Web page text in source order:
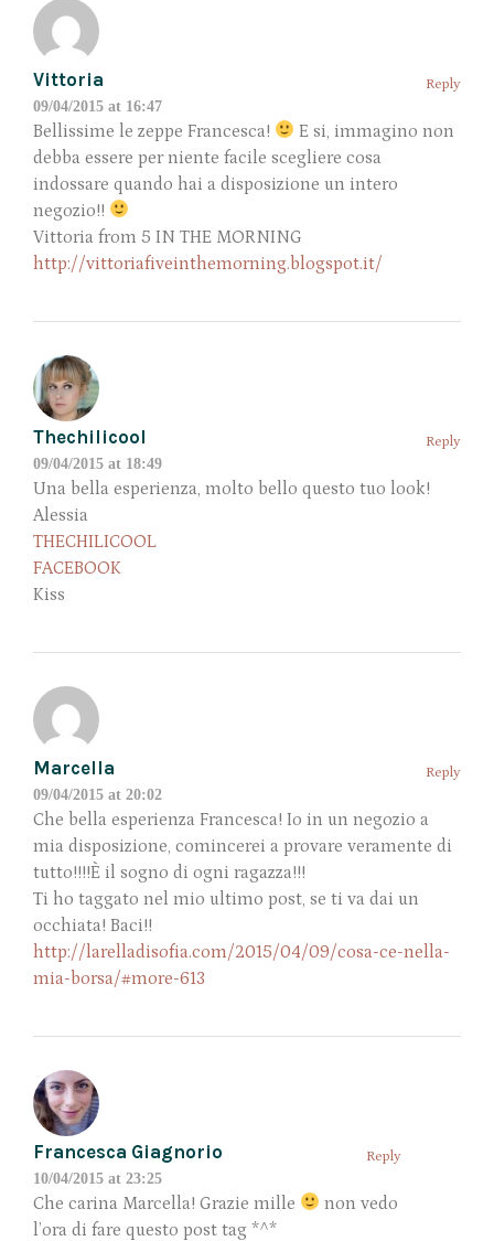
Vittoria
09/04/2015 at 16:47
Reply
Bellissime le zeppe Francesca!
E si, immagino non
debba essere per niente facile scegliere cosa
indossare quando hai a disposizione un intero
negozio!!
Vittoria from 5 IN THE MORNING
http://vittoriafiveinthemorning.blogspot.it/
Thechilicool
09/04/2015 at 18:49
Reply
Una bella esperienza, molto bello questo tuo look!
Alessia
THECHILICOOL
FACEBOOK
Kiss
Marcella
09/04/2015 at 20:02
Reply
Che bella esperienza Francesca! Io in un negozio a
mia disposizione, comincerei a provare veramente di
tutto!!!!È il sogno di ogni ragazza!!!
Ti ho taggato nel mio ultimo post, se ti va dai un
occhiata! Baci!!
http://larelladisofia.com/2015/04/09/cosa-ce-nella-
mia-borsa/#more-613
Francesca Giagnorio
10/04/2015 at 23:25
Reply
Che carina Marcella! Grazie mille
non vedo
l’ora di fare questo post tag *^*